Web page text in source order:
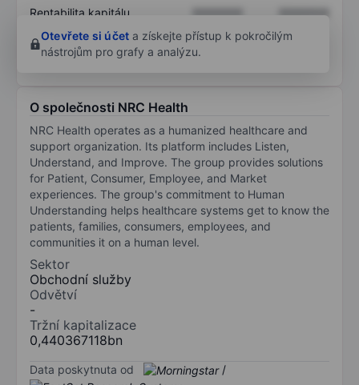
Rentabilita kapitálu XXXXXXX
XXXXXXX
Otevřete si účet a získejte přístup k pokročilým
nástrojům pro grafy a analýzu.
O společnosti NRC Health
NRC Health operates as a humanized healthcare and
support organization. Its platform includes Listen,
Understand, and Improve. The group provides solutions
for Patient, Consumer, Employee, and Market
experiences. The group's commitment to Human
Understanding helps healthcare systems get to know the
patients, families, consumers, employees, and
communities it on a human level.
Sektor
Obchodní služby
Odvětví
-
Tržní kapitalizace
0,440367118bn
Data poskytnuta od /